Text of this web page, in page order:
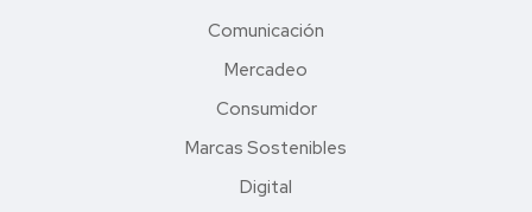
Comunicación
Mercadeo
Consumidor
Marcas Sostenibles
Digital